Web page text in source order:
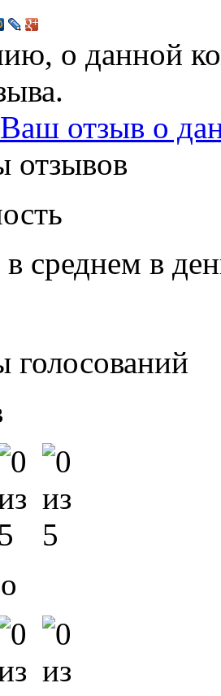
о данной
отзыв о
отзывов
среднем в
голосований